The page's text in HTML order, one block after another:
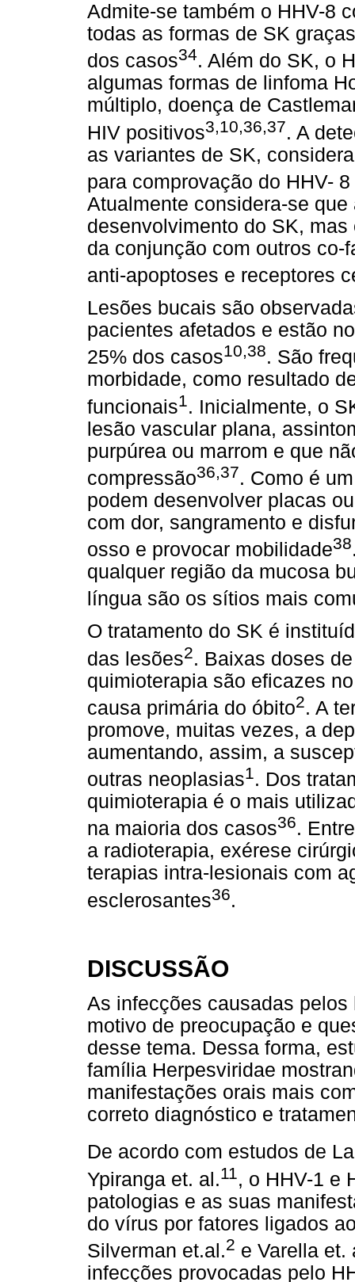
Admite-se também o HHV-8
todas as formas de SK
dos casos34. Além do SK, o
algumas formas de linfoma
múltiplo, doença de
HIV positivos3,10,36,37. A
as variantes de SK,
para comprovação do HHV-
Atualmente considera-se
desenvolvimento do SK,
da conjunção com outros
anti-apoptoses e receptores
Lesões bucais são
pacientes afetados e estão
25% dos casos10,38. São
morbidade, como resultado
funcionais1 . Inicialmente, o
lesão vascular plana,
purpúrea ou marrom e que
compressão36,37. Como é
podem desenvolver placas
com dor, sangramento e
osso e provocar mobilidade38
qualquer região da mucosa
língua são os sítios mais
O tratamento do SK é
das lesões2. Baixas doses
quimioterapia são eficazes
causa primária do óbito2. A
promove, muitas vezes, a
aumentando, assim, a
outras neoplasias1. Dos
quimioterapia é o mais
na maioria dos casos36.
a radioterapia, exérese
terapias intra-lesionais com
esclerosantes36.
DISCUSSÃO
As infecções causadas
motivo de preocupação e
desse tema. Dessa forma,
família Herpesviridae
manifestações orais mais
correto diagnóstico e
De acordo com estudos de
Ypiranga et. al.11 , o HHV-1 e
patologias e as suas
do vírus por fatores ligados
Silverman et.al.2 e Varella et.
infecções provocadas pelo